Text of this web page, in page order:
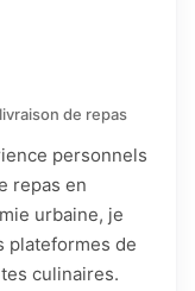
de repas
personnels
repas en
urbaine, je
plateformes de
culinaires.